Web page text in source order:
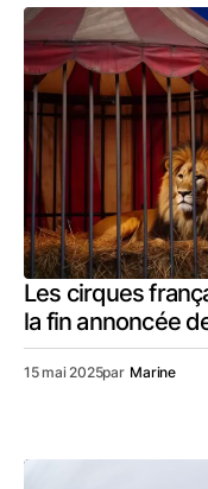
Les cirques
la fin annoncée
15 mai 2025par Marine